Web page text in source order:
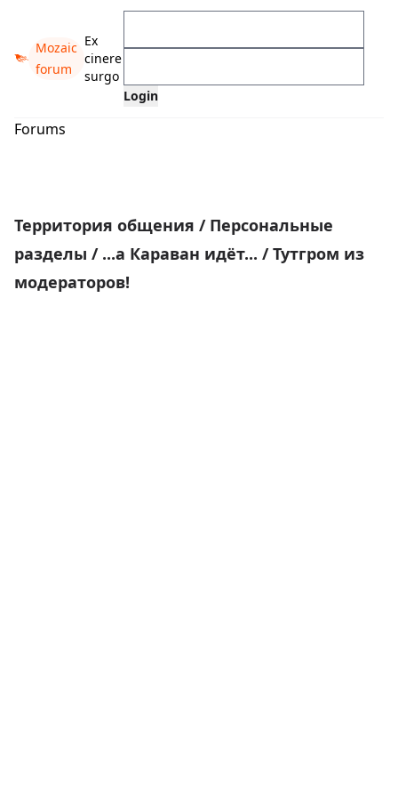
Mozaic
forum
Ex
cinere
surgo
Forums
Территория общения / Персональные
разделы / ...а Караван идёт... /Тутгром из
модераторов!